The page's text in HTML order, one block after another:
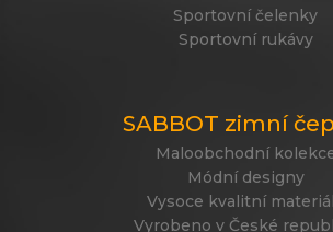
Sportovní čelenky
Sportovní rukávy
SABBOT zimní
Maloobchodní
Módní designy
Vysoce kvalitní
Vyrobeno v České